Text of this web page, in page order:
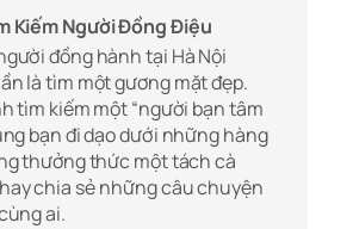
Kiếm Người Đồng Điệu
đồng hành tại Hà Nội
là tìm một gương mặt đẹp.
tìm kiếm một “người bạn tâm
bạn đi dạo dưới những hàng
thưởng thức một tách cà
chia sẻ những câu chuyện
ai.